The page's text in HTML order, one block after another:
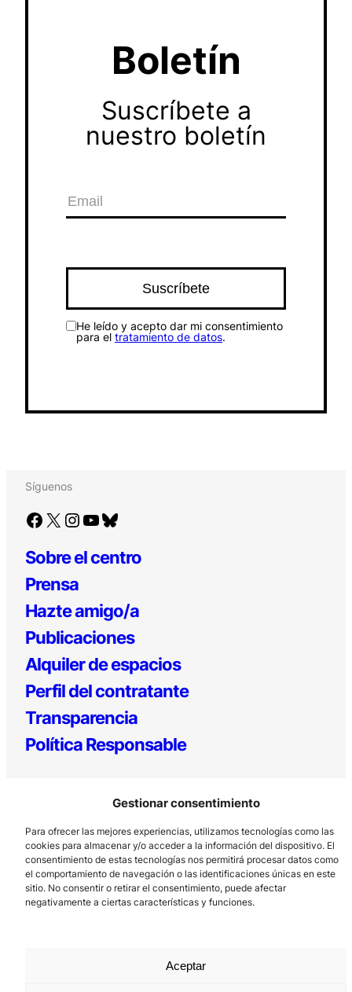
Gestionar consentimiento
Para ofrecer las mejores experiencias, utilizamos tecnologías como las
cookies para almacenar y/o acceder a la información del dispositivo. El
consentimiento de estas tecnologías nos permitirá procesar datos como
el comportamiento de navegación o las identificaciones únicas en este
sitio. No consentir o retirar el consentimiento, puede afectar
negativamente a ciertas características y funciones.
Aceptar
Boletín
Suscríbete a
nuestro boletín
He leído y acepto dar mi consentimiento
para el tratamiento de datos.
Síguenos
Facebook X Instagram YouTube Bluesky
Sobre el centro
Prensa
Hazte amigo/a
Publicaciones
Alquiler de espacios
Perfil del contratante
Transparencia
Política Responsable
Los Prados, 121 – 33203 Gijón
985 185 577 – info@laboralcentrodearte.org